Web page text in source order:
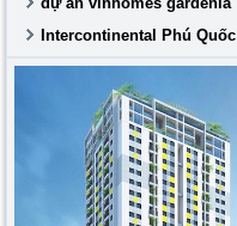
Intercontinental Phú Quốc